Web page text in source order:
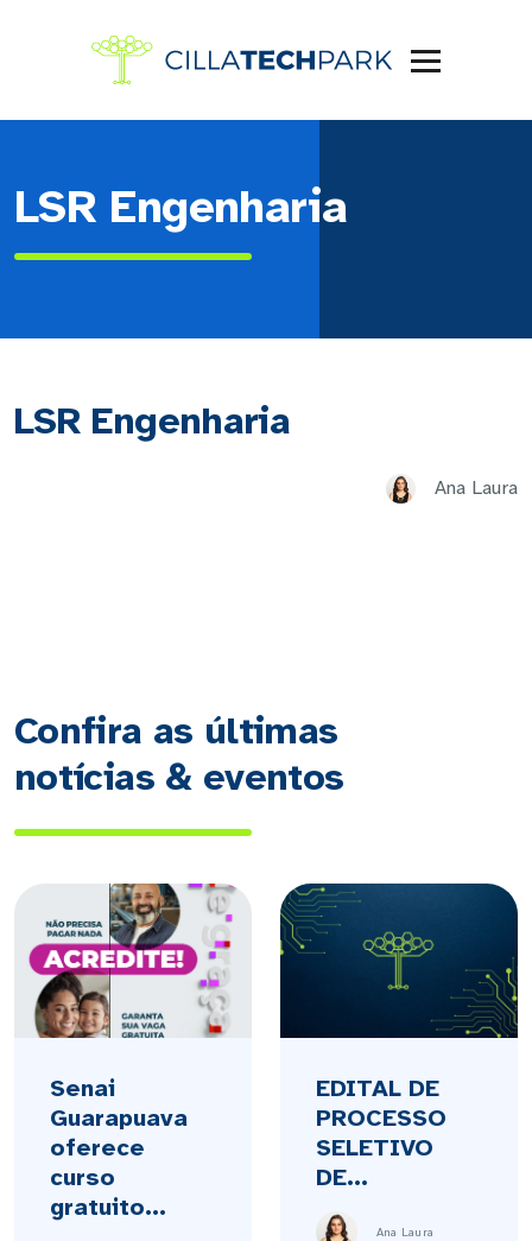
LSR Engenharia
LSR Engenharia
Ana Laura
Confira as últimas
notícias & eventos
Senai
Guarapuava
oferece
curso
gratuito...
EDITAL DE
PROCESSO
SELETIVO
DE...
Ana Laura